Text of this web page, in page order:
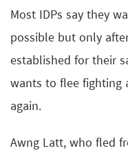
Most IDPs say they
possible but only
established for their
wants to flee fighting
again.
Awng Latt, who fled